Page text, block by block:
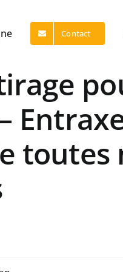
Contact
toutes